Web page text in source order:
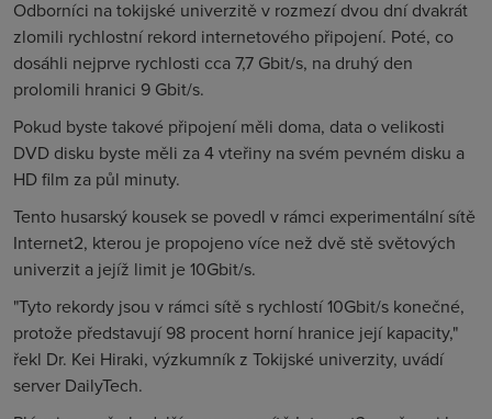
Odborníci na tokijské univerzitě v rozmezí dvou dní dvakrát
zlomili rychlostní rekord internetového připojení. Poté, co
dosáhli nejprve rychlosti cca 7,7 Gbit/s, na druhý den
prolomili hranici 9 Gbit/s.
Pokud byste takové připojení měli doma, data o velikosti
DVD disku byste měli za 4 vteřiny na svém pevném disku a
HD film za půl minuty.
Tento husarský kousek se povedl v rámci experimentální sítě
Internet2, kterou je propojeno více než dvě stě světových
univerzit a jejíž limit je 10Gbit/s.
"Tyto rekordy jsou v rámci sítě s rychlostí 10Gbit/s konečné,
protože představují 98 procent horní hranice její kapacity,"
řekl Dr. Kei Hiraki, výzkumník z Tokijské univerzity, uvádí
server DailyTech.